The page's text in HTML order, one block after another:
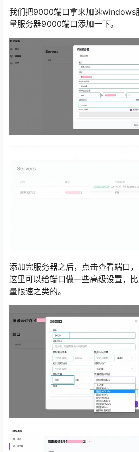
我们把9000端口拿来加速windows
量服务器9000端口添加一下。
添加完服务器之后，点击查看端口，
这里可以给端口做一些高级设置，
量限速之类的。